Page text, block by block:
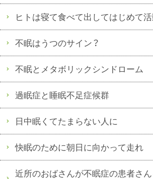
ヒトは寝て食べて出してはじめて
不眠はうつのサイン？
不眠とメタボリックシンドローム
過眠症と睡眠不足症候群
日中眠くてたまらない人に
快眠のために朝日に向かって走れ
近所のおばさんが不眠症の患者さん